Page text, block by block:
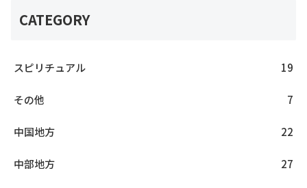
CATEGORY
スピリチュアル 19
その他 7
中国地方 22
中部地方 27